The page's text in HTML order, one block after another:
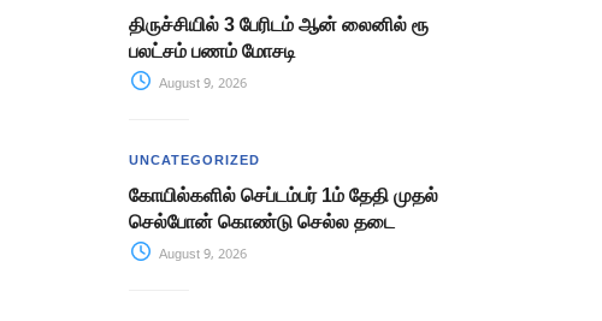
திருச்சியில் 3 பேரிடம் ஆன் லைனில் ரூ
பலட்சம் பணம் மோசடி
August 9, 2026
UNCATEGORIZED
கோயில்களில் செப்டம்பர் 1ம் தேதி முதல்
செல்போன் கொண்டு செல்ல தடை
August 9, 2026